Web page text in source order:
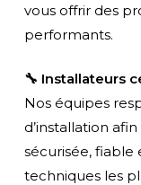
Profitez de l’ombre
vous offrir des
performants.
🔧 Installateurs
Nos équipes
d’installation
sécurisée, fiable
techniques les